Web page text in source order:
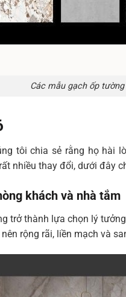
Các mẫu gạch ốp
tôi chia sẻ rằng họ
nhiều thay đổi, dưới đây
khách và nhà tắm
trở thành lựa chọn lý
rộng rãi, liền mạch và